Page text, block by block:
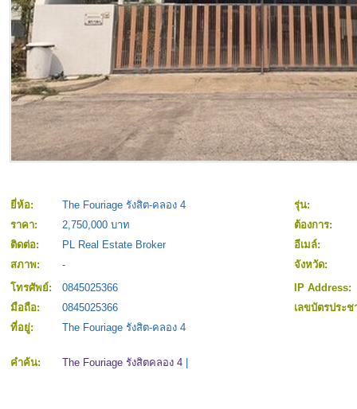
ยี่ห้อ: The Fouriage รังสิต-คลอง 4
รุ่น:
ราคา:
2,750,000 บาท
ต้องการ:
ติดต่อ:
PL Real Estate Broker
อีเมล์:
สภาพ:
-
จังหวัด:
โทรศัพย์:
0845025366
IP Address:
มือถือ:
0845025366
เลขบัตรประ
ที่อยู่:
The Fouriage รังสิต-คลอง 4
คำค้น: The Fouriage รังสิตคลอง 4